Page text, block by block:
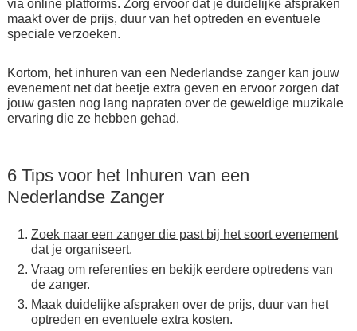
via online platforms. Zorg ervoor dat je duidelijke afspraken
maakt over de prijs, duur van het optreden en eventuele
speciale verzoeken.
Kortom, het inhuren van een Nederlandse zanger kan jouw
evenement net dat beetje extra geven en ervoor zorgen dat
jouw gasten nog lang napraten over de geweldige muzikale
ervaring die ze hebben gehad.
6 Tips voor het Inhuren van een
Nederlandse Zanger
Zoek naar een zanger die past bij het soort evenement
dat je organiseert.
Vraag om referenties en bekijk eerdere optredens van
de zanger.
Maak duidelijke afspraken over de prijs, duur van het
optreden en eventuele extra kosten.